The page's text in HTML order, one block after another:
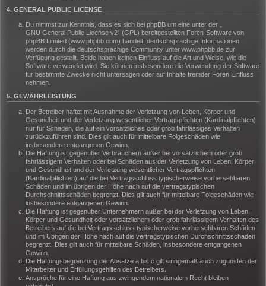
4. GENERAL PUBLIC LICENSE
Du nimmst zur Kenntnis, dass es sich bei phpBB um eine unter der „
GNU General Public License v2“ (GPL) bereitgestellten Foren-Software von
phpBB Limited (www.phpbb.com) handelt; deutschsprachige Informationen
werden durch die deutschsprachige Community unter www.phpbb.de zur
Verfügung gestellt. Beide haben keinen Einfluss auf die Art und Weise, wie die
Software verwendet wird. Sie können insbesondere die Verwendung der Software
für bestimmte Zwecke nicht untersagen oder auf Inhalte fremder Foren Einfluss
nehmen.
5. GEWÄHRLEISTUNG
Der Betreiber haftet mit Ausnahme der Verletzung von Leben, Körper und
Gesundheit und der Verletzung wesentlicher Vertragspflichten (Kardinalpflichten)
nur für Schäden, die auf ein vorsätzliches oder grob fahrlässiges Verhalten
zurückzuführen sind. Dies gilt auch für mittelbare Folgeschäden wie
insbesondere entgangenen Gewinn.
Die Haftung ist gegenüber Verbrauchern außer bei vorsätzlichem oder grob
fahrlässigem Verhalten oder bei Schäden aus der Verletzung von Leben, Körper
und Gesundheit und der Verletzung wesentlicher Vertragspflichten
(Kardinalpflichten) auf die bei Vertragsschluss typischerweise vorhersehbaren
Schäden und im übrigen der Höhe nach auf die vertragstypischen
Durchschnittsschäden begrenzt. Dies gilt auch für mittelbare Folgeschäden wie
insbesondere entgangenen Gewinn.
Die Haftung ist gegenüber Unternehmern außer bei der Verletzung von Leben,
Körper und Gesundheit oder vorsätzlichem oder grob fahrlässigem Verhalten des
Betreibers auf die bei Vertragsschluss typischerweise vorhersehbaren Schäden
und im Übrigen der Höhe nach auf die vertragstypischen Durchschnittsschäden
begrenzt. Dies gilt auch für mittelbare Schäden, insbesondere entgangenen
Gewinn.
Die Haftungsbegrenzung der Absätze a bis c gilt sinngemäß auch zugunsten der
Mitarbeiter und Erfüllungsgehilfen des Betreibers.
Ansprüche für eine Haftung aus zwingendem nationalem Recht bleiben